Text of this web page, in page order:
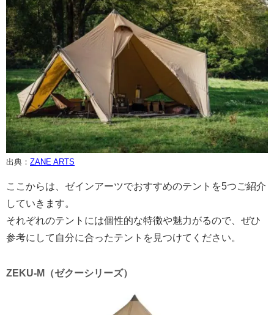
出典： ZANE ARTS
ここからは、ゼインアーツでおすすめのテントを5つご紹介
していきます。
それぞれのテントには個性的な特徴や魅力がるので、ぜひ
参考にして自分に合ったテントを見つけてください。
ZEKU-M（ゼクーシリーズ）